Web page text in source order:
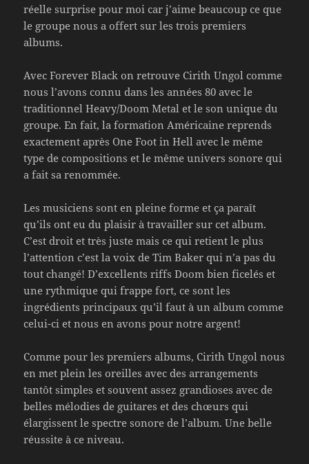
réelle surprise pour moi car j’aime beaucoup ce que
le groupe nous a offert sur les trois premiers
albums.
Avec Forever Black on retrouve Cirith Ungol comme
nous l’avons connu dans les années 80 avec le
traditionnel Heavy/Doom Metal et le son unique du
groupe. En fait, la formation Américaine reprends
exactement après One Foot in Hell avec le même
type de compositions et le même univers sonore qui
a fait sa renommée.
Les musiciens sont en pleine forme et ça paraît
qu’ils ont eu du plaisir à travailler sur cet album.
C’est droit et très juste mais ce qui retient le plus
l’attention c’est la voix de Tim Baker qui n’a pas du
tout changé! D’excellents riffs Doom bien ficelés et
une rythmique qui frappe fort, ce sont les
ingrédients principaux qu’il faut à un album comme
celui-ci et nous en avons pour notre argent!
Comme pour les premiers albums, Cirith Ungol nous
en met plein les oreilles avec des arrangements
tantôt simples et souvent assez grandioses avec de
belles mélodies de guitares et des chœurs qui
élargissent le spectre sonore de l’album. Une belle
réussite à ce niveau.